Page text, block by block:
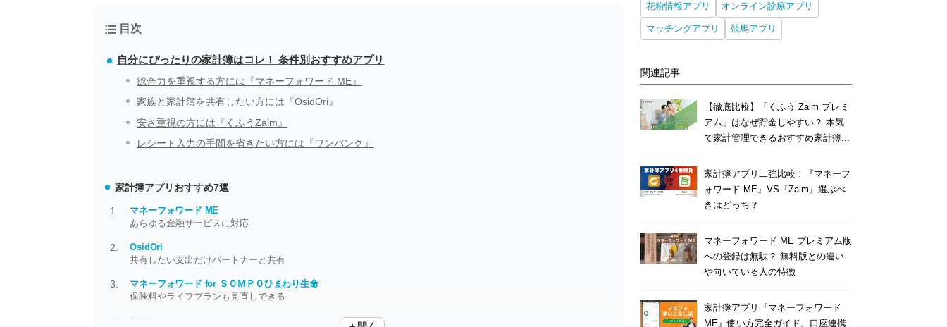
目次
自分にぴったりの家計簿はコレ！ 条件別おすすめアプリ
総合力を重視する方には『マネーフォワード ME』
家族と家計簿を共有したい方には『OsidOri』
安さ重視の方には『くふうZaim』
レシート入力の手間を省きたい方には『ワンバンク』
家計簿アプリ おすすめ7選
マネーフォワード ME
あらゆる金融サービスに対応
OsidOri
共有したい支出だけパートナーと共有
マネーフォワード for ＳＯＭＰＯひまわり生命
保険料やライフプランも見直しできる
花粉情報アプリ オンライン診療アプリ
マッチングアプリ 競馬アプリ
関連記事
【徹底比較】「くふう Zaim プレミ
アム」はなぜ貯金しやすい？ 本気
で家計管理できるおすすめ家計簿...
家計簿アプリ二強比較！『マネーフ
ォワード ME』VS『Zaim』選ぶべ
きはどっち？
マネーフォワード ME プレミアム版
への登録は無駄？ 無料版との違い
や向いている人の特徴
家計簿アプリ『マネーフォワード
ME』使い方完全ガイド。口座連携